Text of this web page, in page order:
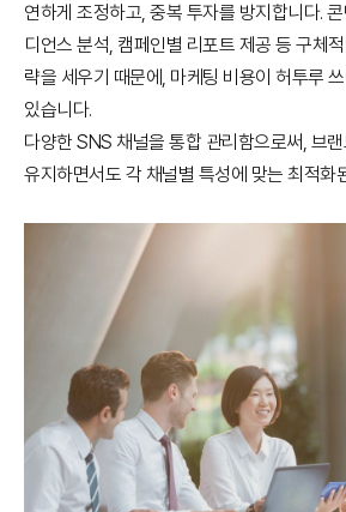
연하게 조정하고, 중복 투자를 방지합니다.
디언스 분석, 캠페인별 리포트 제공 등 구체
략을 세우기 때문에, 마케팅 비용이 허투루
있습니다.
다양한 SNS 채널을 통합 관리함으로써, 브
유지하면서도 각 채널별 특성에 맞는 최적화